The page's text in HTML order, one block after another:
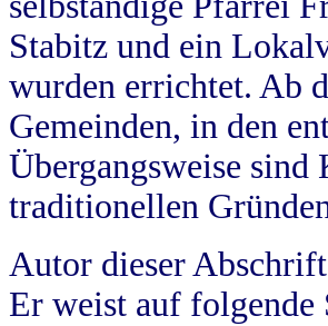
Stabitz und ein
wurden errichtet. Ab
Gemeinden, in den
Übergangsweise sind
traditionellen
Autor dieser
Er weist auf